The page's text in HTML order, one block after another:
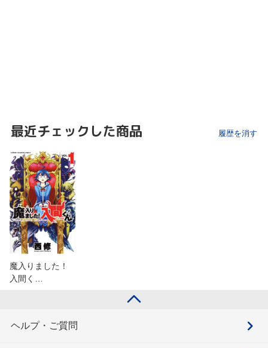
最近チェックした商品 履歴を消す
魔入りました！
入間く…
ヘルプ・ご質問